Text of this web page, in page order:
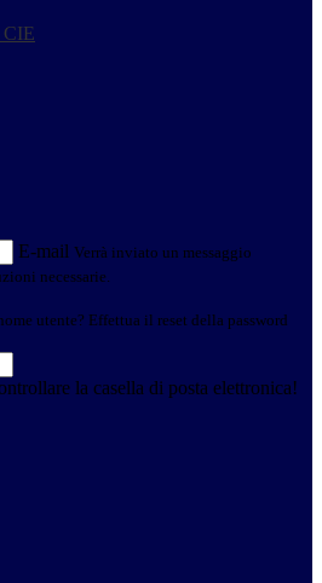
CIE
E-mail Verrà inviato un messaggio
necessarie.
utente? Effettua il reset della password
la casella di posta elettronica!